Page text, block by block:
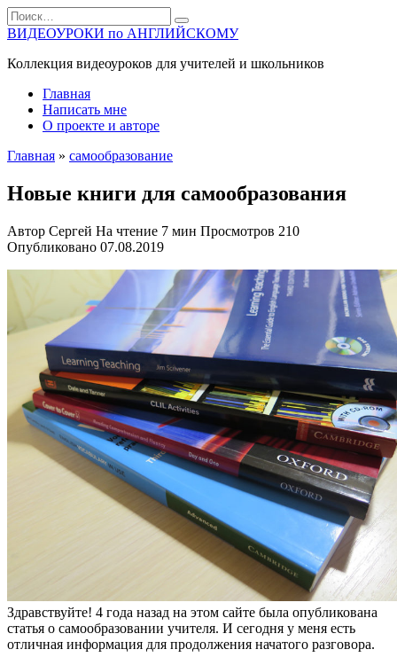
Перейти
к
содержанию
Search
for:
ВИДЕОУРОКИ по АНГЛИЙСКОМУ
Коллекция видеоуроков для учителей и школьников
Главная
Написать мне
О проекте и авторе
Главная » самообразование
Новые книги для самообразования
Автор Сергей На чтение 7 мин Просмотров 210
Опубликовано 07.08.2019
Здравствуйте! 4 года назад на этом сайте была опубликована
статья о самообразовании учителя. И сегодня у меня есть
отличная информация для продолжения начатого разговора.